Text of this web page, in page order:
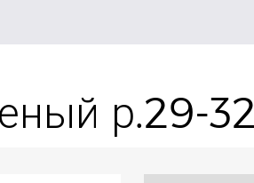
р.29-32